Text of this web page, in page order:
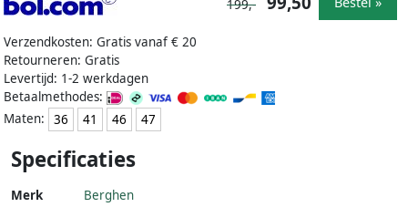
Verzendkosten: Gratis vanaf € 20
Retourneren: Gratis
Levertijd: 1-2 werkdagen
Betaalmethodes:
Maten:
36 41 46 47
199,-
Specificaties
Merk Berghen